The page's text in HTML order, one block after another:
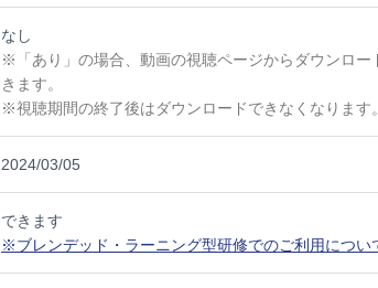
案内物件の選択と訴求ポイント_5版（EL用レジメ
物件への案内_8版（テキスト）①.pdf
物件への案内_8版（テキスト）②.pdf
物件への案内_8版（テキスト）③.pdf
資金計画の基礎知識_18版（テキスト）②.pdf
資金計画の基礎知識_18版（テキスト）④.pdf
資金計画の基礎知識_18版（テキスト）⑤.pdf
資金計画の基礎知識_18版（テキスト）⑥.pdf
なし
※「あり」の場合、動画の視聴ページからダウンロー
きます。
※視聴期間の終了後はダウンロードできなくなります
2024/03/05
できます
※ブレンデッド・ラーニング型研修でのご利用につい